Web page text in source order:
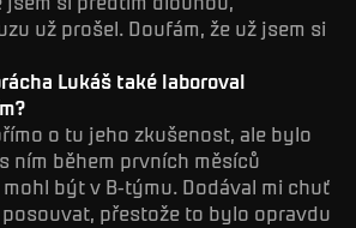
už prošel. Doufám, že už jsem si
Lukáš také laboroval
o tu jeho zkušenost, ale bylo
ním během prvních měsíců
být v B-týmu. Dodával mi chuť
přestože to bylo opravdu